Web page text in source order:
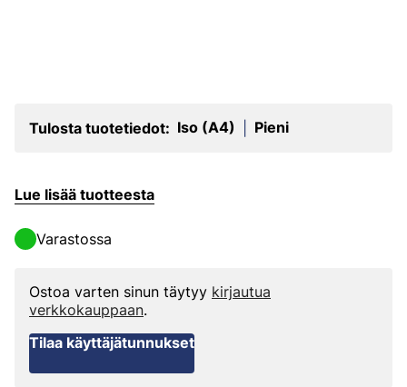
Tulosta tuotetiedot: Iso (A4) Pieni
Lue lisää tuotteesta
Varastossa
Ostoa varten sinun täytyy kirjautua
verkkokauppaan.
Tilaa käyttäjätunnukset